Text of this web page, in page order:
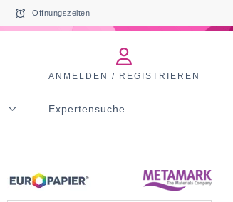
Öffnungszeiten
ANMELDEN / REGISTRIEREN
Expertensuche